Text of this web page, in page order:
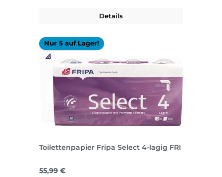
Details
Nur 5 auf Lager!
Toilettenpapier Fripa Select 4-lagig FRI
Regulärer Preis:
55,99 €